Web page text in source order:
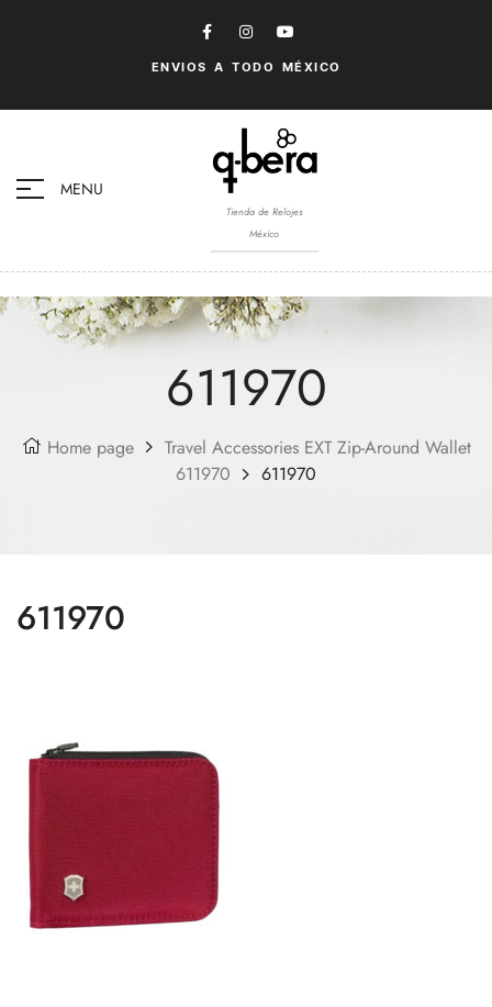
ENVIOS A TODO MÉXICO
MENU
Tienda de Relojes
México
611970
Home page
Travel Accessories EXT Zip-Around Wallet
611970
611970
611970